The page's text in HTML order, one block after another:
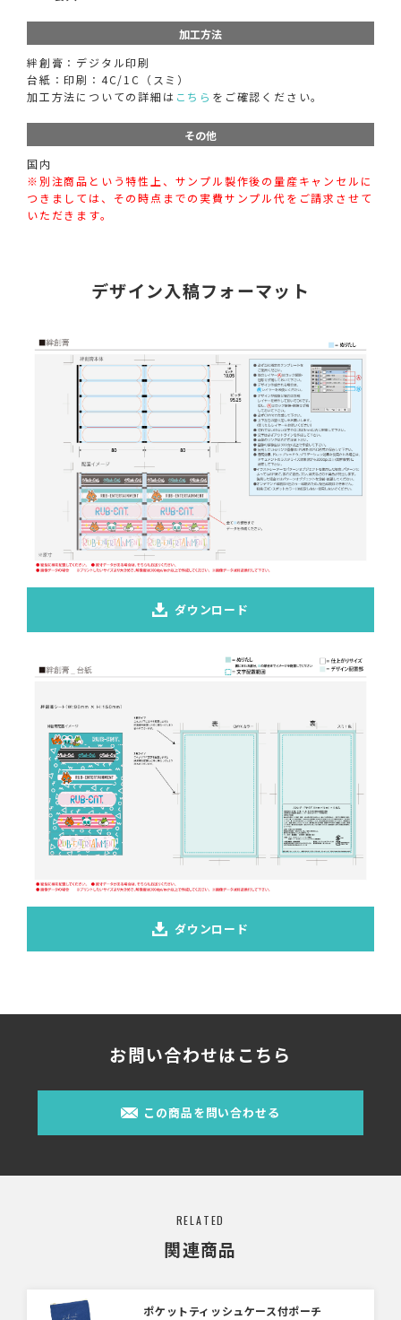
加工方法
絆創膏：デジタル印刷
台紙：印刷：4C/1C（スミ）
加工方法についての詳細は こちら をご確認ください。
その他
国内
※別注商品という特性上、サンプル製作後の量産キャンセルに
つきましては、その時点までの実費サンプル代をご請求させて
いただきます。
デザイン入稿フォーマット
ダウンロード
ダウンロード
お問い合わせはこちら
この商品を問い合わせる
RELATED
関連商品
ポケットティッシュケース付ポーチ